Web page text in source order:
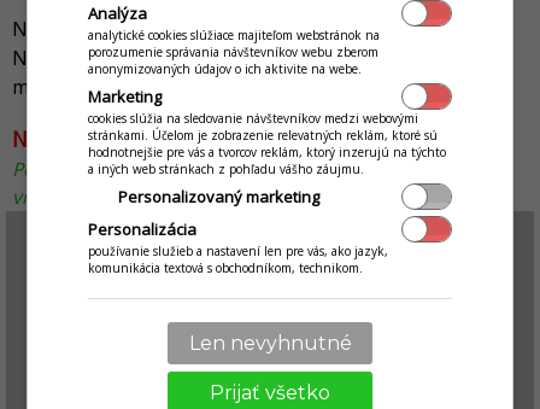
Nový druh stravy vytvoríte kliknutím na tlačidloPridať
Následne vyplňte potrebné údaje. Druh jedla nie je
možné odstrániť, ale je možné ho deaktivovať.
Na záver nezabudnite vykonane zmeny uložiť.
Popis práce s oknom Druhov jedál popisuje nasledovné
video, ktoré je vytvorené pre príklad materskej školy.
Analýza
analytické cookies slúžiace majiteľom webstránok na
porozumenie správania návštevníkov webu zberom
anonymizovaných údajov o ich aktivite na webe.
Marketing
cookies slúžia na sledovanie návštevníkov medzi webovými
stránkami. Účelom je zobrazenie relevatných reklám, ktoré sú
hodnotnejšie pre vás a tvorcov reklám, ktorý inzerujú na týchto
a iných web stránkach z pohľadu vášho záujmu.
Personalizovaný marketing
Personalizácia
používanie služieb a nastavení len pre vás, ako jazyk,
komunikácia textová s obchodníkom, technikom.
Len nevyhnutné
Prijať všetko